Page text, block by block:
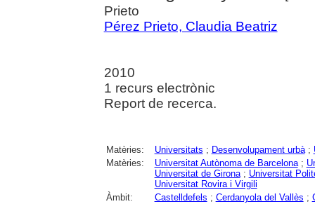
Prieto
Pérez Prieto, Claudia Beatriz
2010
1 recurs electrònic
Report de recerca.
Matèries: Universitats ; Desenvolupament urbà;
Matèries:
Universitat Autònoma de Barcelona;
Universitat de Girona; Universitat
Universitat Rovira i Virgili
Àmbit:
Castelldefels ; Cerdanyola del Vallès ;